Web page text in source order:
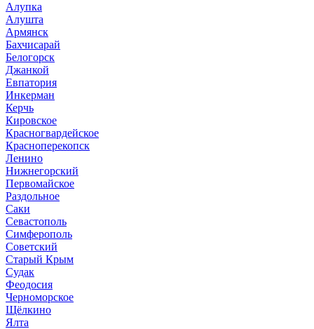
Алупка
Алушта
Армянск
Бахчисарай
Белогорск
Джанкой
Евпатория
Инкерман
Керчь
Кировское
Красногвардейское
Красноперекопск
Ленино
Нижнегорский
Первомайское
Раздольное
Саки
Севастополь
Симферополь
Советский
Старый Крым
Судак
Феодосия
Черноморское
Щёлкино
Ялта